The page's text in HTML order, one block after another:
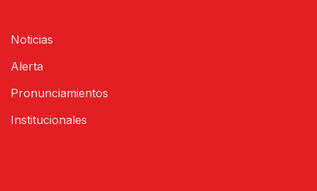
Noticias
Alerta
Pronunciamientos
Institucionales